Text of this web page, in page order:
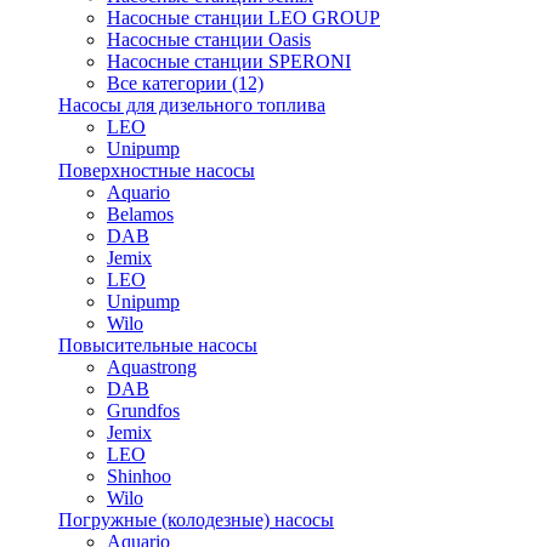
Насосные станции LEO GROUP
Насосные станции Oasis
Насосные станции SPERONI
Все категории (12)
Насосы для дизельного топлива
LEO
Unipump
Поверхностные насосы
Aquario
Belamos
DAB
Jemix
LEO
Unipump
Wilo
Повысительные насосы
Aquastrong
DAB
Grundfos
Jemix
LEO
Shinhoo
Wilo
Погружные (колодезные) насосы
Aquario